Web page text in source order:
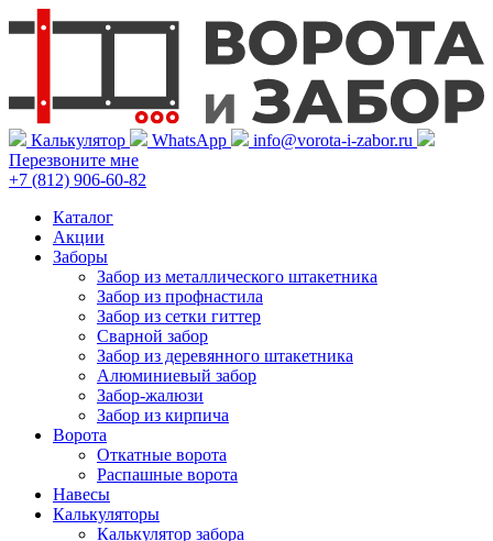
Калькулятор WhatsApp
info@vorota-i-zabor.ru
Перезвоните мне
+7 (812) 906-60-82
Каталог
Акции
Заборы
Забор из металлического штакетника
Забор из профнастила
Забор из сетки гиттер
Сварной забор
Забор из деревянного штакетника
Алюминиевый забор
Забор-жалюзи
Забор из кирпича
Ворота
Откатные ворота
Распашные ворота
Навесы
Калькуляторы
Калькулятор забора